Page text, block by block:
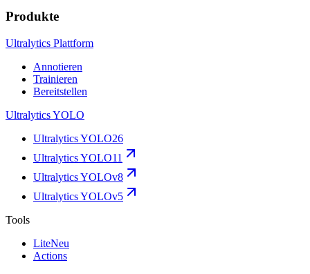
Produkte
Ultralytics Plattform
Annotieren
Trainieren
Bereitstellen
Ultralytics YOLO
Ultralytics YOLO26
Ultralytics YOLO11
Ultralytics YOLOv8
Ultralytics YOLOv5
Tools
LiteNeu
Actions